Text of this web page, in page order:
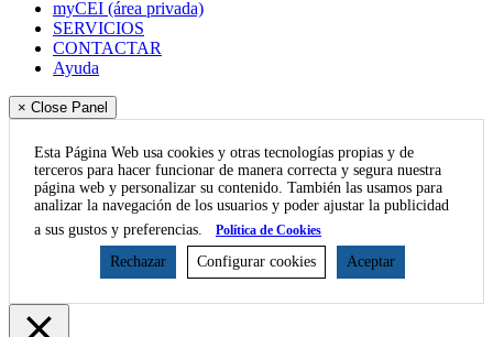
myCEI (área privada)
SERVICIOS
CONTACTAR
Ayuda
× Close Panel
Esta Página Web usa cookies y otras tecnologías propias y de
terceros para hacer funcionar de manera correcta y segura nuestra
página web y personalizar su contenido. También las usamos para
analizar la navegación de los usuarios y poder ajustar la publicidad
a sus gustos y preferencias.
Política de Cookies
Rechazar Configurar cookies Aceptar